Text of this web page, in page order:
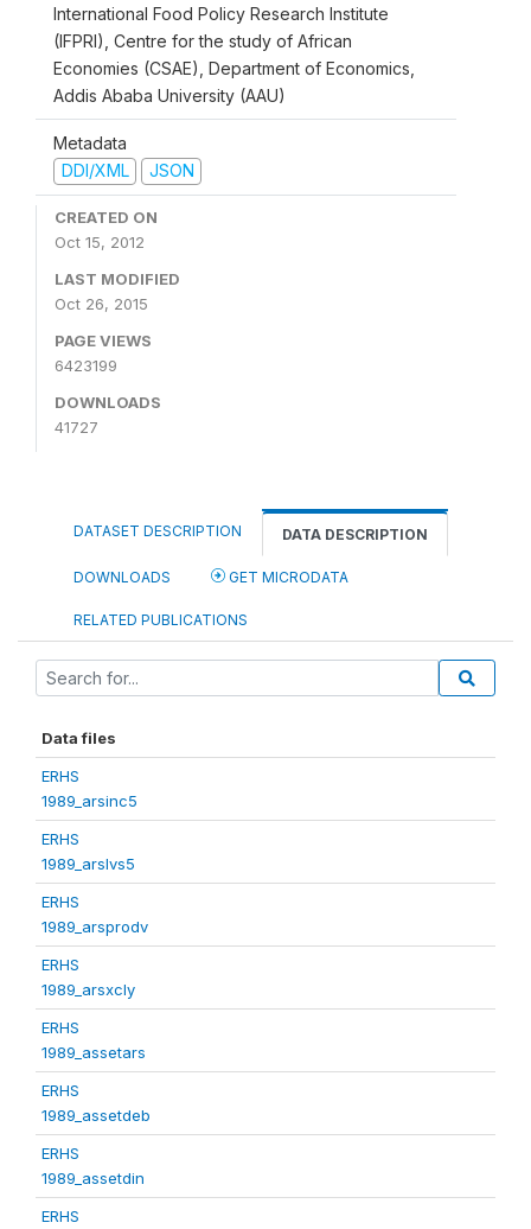
International Food Policy Research Institute
(IFPRI), Centre for the study of African
Economies (CSAE), Department of Economics,
Addis Ababa University (AAU)
Metadata
DDI/XML
JSON
CREATED ON
Oct 15, 2012
LAST MODIFIED
Oct 26, 2015
PAGE VIEWS
6423199
DOWNLOADS
41727
DATASET DESCRIPTION DATA DESCRIPTION
DOWNLOADS GET MICRODATA
RELATED PUBLICATIONS
Data files
ERHS
1989_arsinc5
ERHS
1989_arslvs5
ERHS
1989_arsprodv
ERHS
1989_arsxcly
ERHS
1989_assetars
ERHS
1989_assetdeb
ERHS
1989_assetdin
ERHS